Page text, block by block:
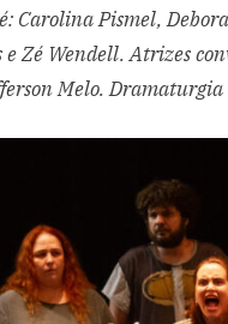
Carolina Pismel,
Zé Wendell. Atrizes
Melo.